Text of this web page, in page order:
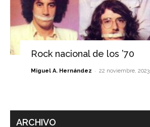
Rock nacional de los ’70
Miguel A. Hernández - 22 noviembre, 2023
ARCHIVO